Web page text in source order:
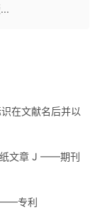
在文献名后并以
文章 J ——期刊
专利